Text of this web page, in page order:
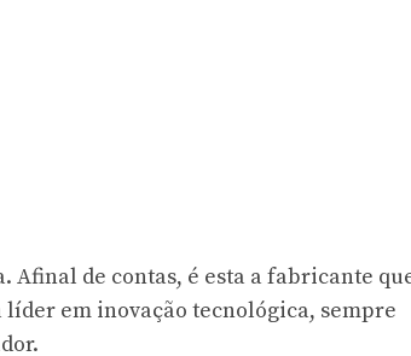
Afinal de contas, é esta a fabricante
em inovação tecnológica, sempre